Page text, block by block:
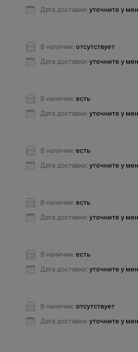
Дата доставки: уточните у
В наличии: отсутствует
Дата доставки: уточните у
В наличии: есть
Дата доставки: уточните у
В наличии: есть
Дата доставки: уточните у
В наличии: есть
Дата доставки: уточните у
В наличии: есть
Дата доставки: уточните у
В наличии: отсутствует
Дата доставки: уточните у